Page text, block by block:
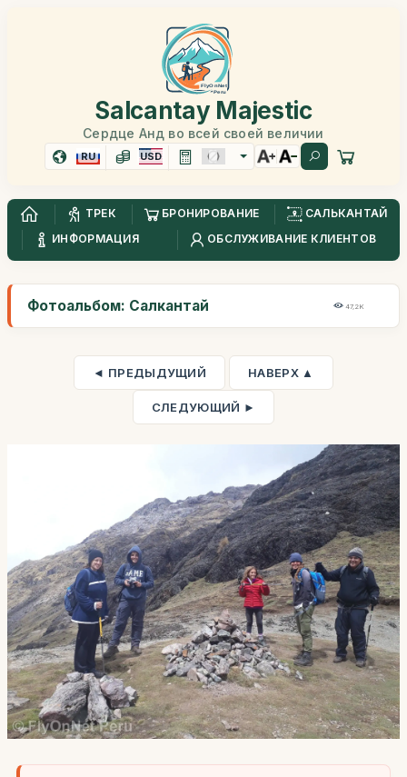
Salcantay Majestic
Сердце Анд во всей своей величии
RU USD
ТРЕК БРОНИРОВАНИЕ
САЛЬКАНТАЙ
ИНФОРМАЦИЯ
ОБСЛУЖИВАНИЕ КЛИЕНТОВ
Фотоальбом: Салкантай 47,2K
◄ ПРЕДЫДУЩИЙ НАВЕРХ ▲
СЛЕДУЮЩИЙ ►